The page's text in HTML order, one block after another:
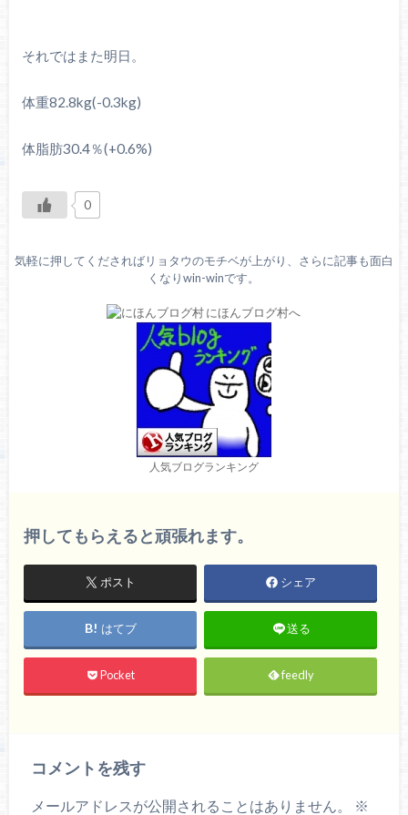
それではまた明日。
体重82.8kg(-0.3kg)
体脂肪30.4％(+0.6%)
0
気軽に押してくださればリョタウのモチベが上がり、さらに記事も面白
くなりwin-winです。
人気ブログランキング
押してもらえると頑張れます。
ポスト シェア
はてブ 送る
Pocket feedly
コメントを残す
メールアドレスが公開されることはありません。
※